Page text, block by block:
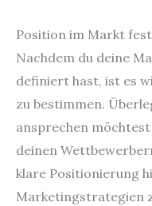
Position im Markt
Nachdem du deine
definiert hast, ist es
zu bestimmen.
ansprechen
deinen
klare Positionierung
Marketingstrategien